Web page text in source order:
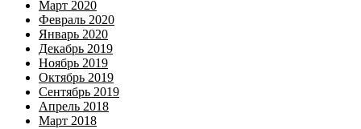
Март 2020
Февраль 2020
Январь 2020
Декабрь 2019
Ноябрь 2019
Октябрь 2019
Сентябрь 2019
Апрель 2018
Март 2018